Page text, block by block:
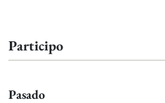
Participo
Pasado